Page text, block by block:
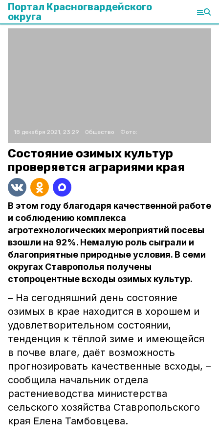
Портал Красногвардейского
округа
18 декабря 2021, 23:29 Общество Фото:
Состояние озимых культур
проверяется аграриями края
В этом году благодаря качественной работе
и соблюдению комплекса
агротехнологических мероприятий посевы
взошли на 92%. Немалую роль сыграли и
благоприятные природные условия. В семи
округах Ставрополья получены
стопроцентные всходы озимых культур.
– На сегодняшний день состояние
озимых в крае находится в хорошем и
удовлетворительном состоянии,
тенденция к тёплой зиме и имеющейся
в почве влаге, даёт возможность
прогнозировать качественные всходы, –
сообщила начальник отдела
растениеводства министерства
сельского хозяйства Ставропольского
края Елена Тамбовцева.